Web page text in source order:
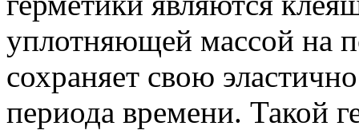
уплотняющей массой на
сохраняет свою
периода времени. Такой